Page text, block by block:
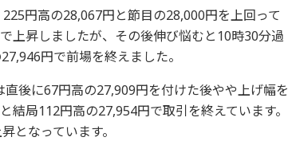
円高の28,067円と節目の28,000円を上回って
上昇しましたが、その後伸び悩むと10時30分過
円で前場を終えました。
後に67円高の27,909円を付けた後やや上げ幅を
局112円高の27,954円で取引を終えています。
となっています。